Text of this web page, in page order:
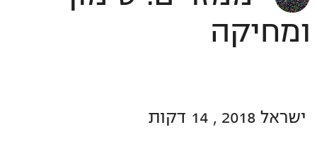
ומחיקה
ישראל 2018 , 14 דקות